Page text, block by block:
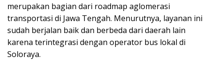
merupakan bagian dari roadmap aglomerasi
transportasi di Jawa Tengah. Menurutnya, layanan ini
sudah berjalan baik dan berbeda dari daerah lain
karena terintegrasi dengan operator bus lokal di
Soloraya.